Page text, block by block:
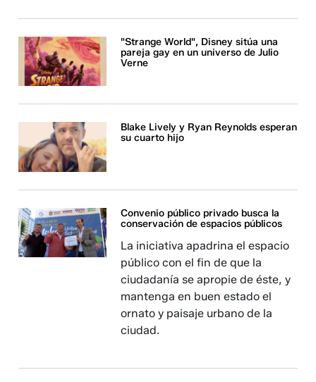
"Strange World", Disney sitúa una
pareja gay en un universo de Julio
Verne
Blake Lively y Ryan Reynolds esperan
su cuarto hijo
Convenio público privado busca la
conservación de espacios públicos
La iniciativa apadrina el espacio
público con el fin de que la
ciudadanía se apropie de éste, y
mantenga en buen estado el
ornato y paisaje urbano de la
ciudad.